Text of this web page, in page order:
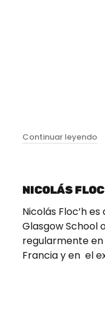
Continuar leyendo
NICOLÁS
Nicolás Floc’h
Glasgow School
regularmente
Francia y en el